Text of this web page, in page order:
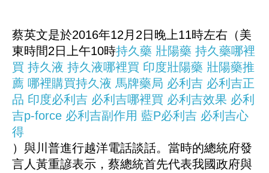
蔡英文是於2016年12月2日晚上11時左右（美
東時間2日上午10時持久藥 壯陽藥 持久藥哪裡
買 持久液 持久液哪裡買 印度壯陽藥 壯陽藥推
薦 哪裡購買持久液 馬牌藥局 必利吉 必利吉正
品 印度必利吉 必利吉哪裡買 必利吉效果 必利
吉p-force 必利吉副作用 藍P必利吉 必利吉心
得
）與川普進行越洋電話談話。當時的總統府發
言人黃重諺表示，蔡總統首先代表我國政府與